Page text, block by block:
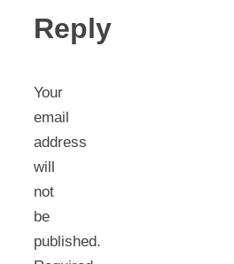
Reply
Your
email
address
will
not
be
published.